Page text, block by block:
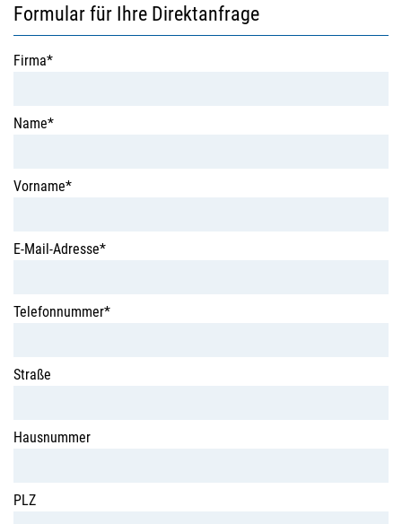
Formular für Ihre Direktanfrage
Firma*
Name*
Vorname*
E-Mail-Adresse*
Telefonnummer*
Straße
Hausnummer
PLZ